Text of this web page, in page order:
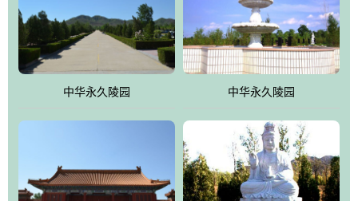
势如宏，是华北地区最大的平川式墓园，陵园以皇家建筑风格为载
体吸取现代园林艺术之精华
中华永久陵园 中华永久陵园